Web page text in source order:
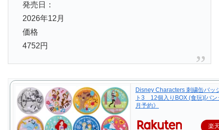
発売日：
2026年12月
価格
4752円
Disney Characters 刺繍缶バッ
ト3 12個入りBOX (食玩)[バン
月予約》
楽